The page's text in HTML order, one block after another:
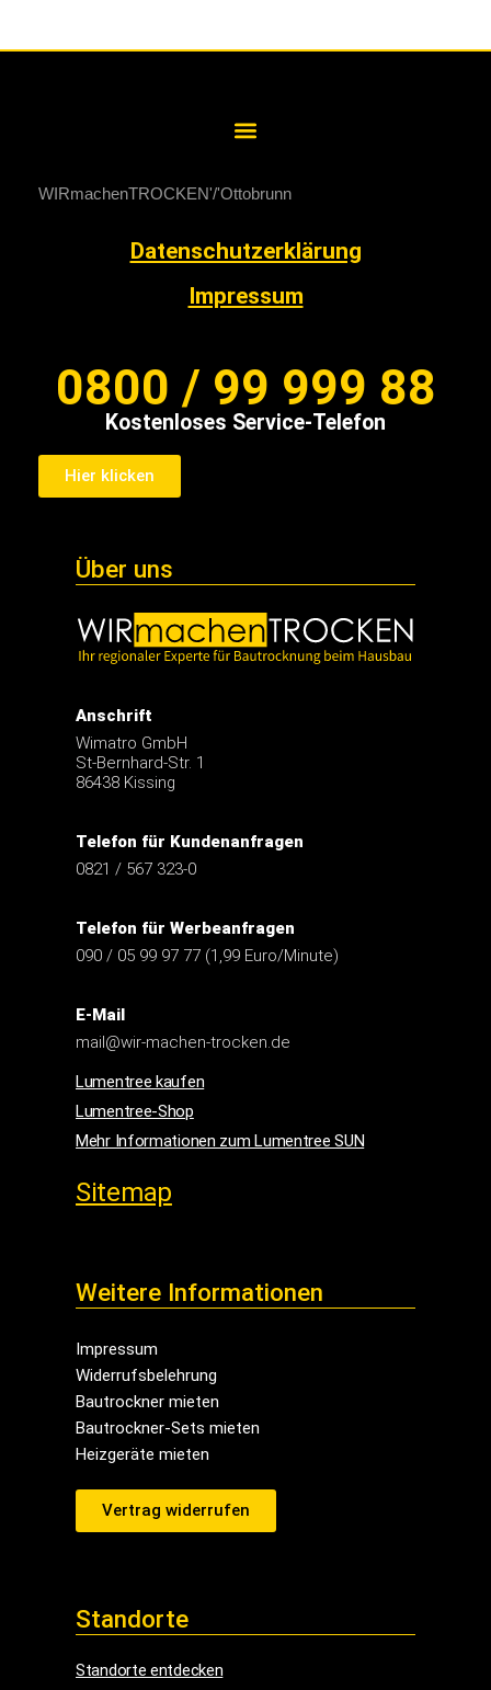
WIRmachenTROCKEN Ottobrunn
Datenschutzerklärung
Impressum
0800 / 99 999 88
Kostenloses Service-Telefon
Hier klicken
Über uns
Anschrift
Wimatro GmbH
St-Bernhard-Str. 1
86438 Kissing
Telefon für Kundenanfragen
0821 / 567 323-0
Telefon für Werbeanfragen
090 / 05 99 97 77 (1,99 Euro/Minute)
E-Mail
mail@wir-machen-trocken.de
Lumentree kaufen
Lumentree-Shop
Mehr Informationen zum Lumentree SUN
Sitemap
Weitere Informationen
Impressum
Widerrufsbelehrung
Bautrockner mieten
Bautrockner-Sets mieten
Heizgeräte mieten
Vertrag widerrufen
Standorte
Standorte entdecken